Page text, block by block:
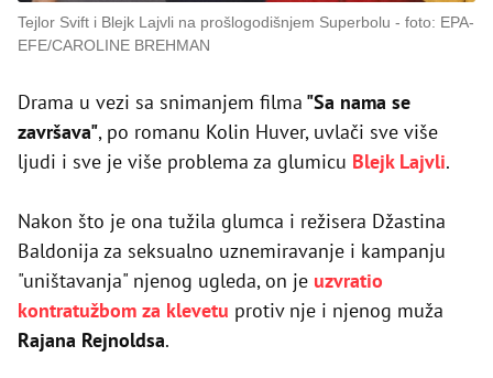
Tejlor Svift i Blejk Lajvli na prošlogodišnjem Superbolu
foto: EPA-
EFE/CAROLINE BREHMAN
Drama u vezi sa snimanjem filma "Sa nama se
završava", po romanu Kolin Huver, uvlači sve više
ljudi i sve je više problema za glumicu Blejk Lajvli.
Nakon što je ona tužila glumca i režisera Džastina
Baldonija za seksualno uznemiravanje i kampanju
"uništavanja" njenog ugleda, on je uzvratio
kontratužbom za klevetu protiv nje i njenog muža
Rajana Rejnoldsa.